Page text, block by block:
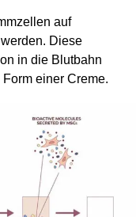
auf
Diese
in die Blutbahn
einer Creme.